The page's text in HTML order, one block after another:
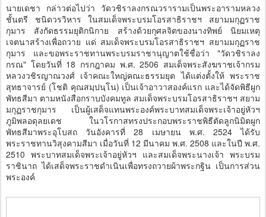
นายเดชา กล่าวต่อไปว่า วัดวชิราลงกรณวรารามเป็นพระอารามหลวง
ชั้นตรี ชนิดวรวิหาร ในสมเด็จพระบรมโอรสาธิราชฯ สยามมกุฏราช
กุมาร สังกัดธรรมยุติกนิกาย สร้างด้วยกุศลจิตของนางทิพย์ นิยมเหตุ
เจตนาสร้างเพื่อถวาย แด่ สมเด็จพระบรมโอรสาธิราชฯ สยามมกุฏราช
กุมาร และขอพระราชทานพระบรมราชานุญาตใช้ชื่อว่า "วัดวชิราลง
กรณ" โดยวันที่ 18 กรกฎาคม พ.ศ. 2506 สมเด็จพระสังฆราชเจ้ากรม
หลวงวชิรญาณวงศ์ เจ้าคณะใหญ่คณะธรรมยุต ได้แต่งตั้งให้ พระราช
สุทธาจารย์ (โชติ คุณสมฺปนฺโน) เป็นเจ้าอาวาสองค์แรก และได้จัดพิธีผูก
พัทธสีมา ตามหนังสือกราบบังคมทูล สมเด็จพระบรมโอรสาธิราชฯ สยาม
มกุฏราชกุมาร เป็นผู้เสด็จแทนพระองค์พระบาทสมเด็จพระเจ้าอยู่หัวฯ
ภูมิพลอดุลยเดช ในวโรกาสทรงประกอบพระราชพิธีตัดลูกนิมิตผูก
พัทธสีมาพระอุโบสถ วันอังคารที่ 28 เมษายน พ.ศ. 2524 ได้รับ
พระราชทานวิสุงคามสีมา เมื่อวันที่ 12 มีนาคม พ.ศ. 2508 และในปี พ.ศ.
2510 พระบาทสมเด็จพระเจ้าอยู่หัวฯ และสมเด็จพระนางเจ้า พระบรม
ราชินาถ ได้เสด็จพระราชดำเนินเพื่อทรงถวายผ้าพระกฐิน เป็นการส่วน
พระองค์